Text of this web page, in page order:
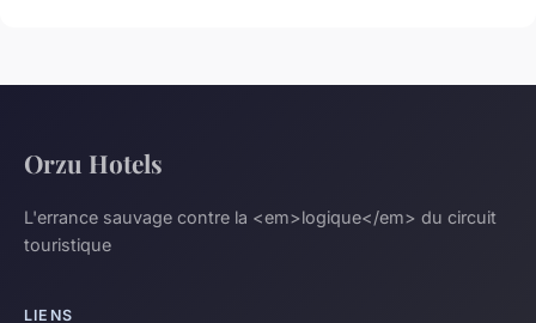
Orzu Hotels
L'errance sauvage contre la <em>logique</em> du circuit
touristique
LIENS